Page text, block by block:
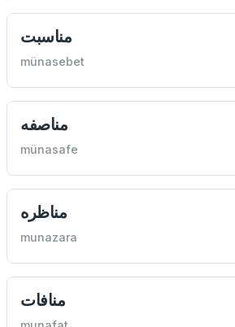
مناسبت
münasebet
مناصفه
münasafe
مناظره
munazara
منافات